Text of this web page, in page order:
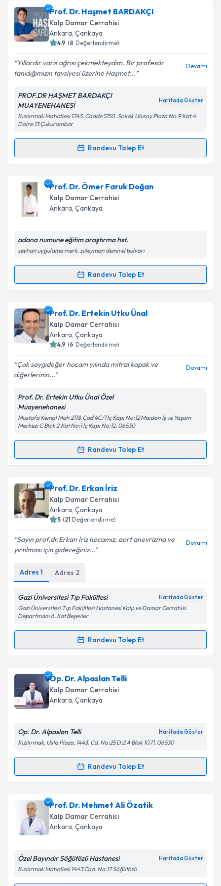
Takvim Talebini Gönder
Op. Dr. Fatih Tanzer Serteriçin randevu takvimi
talebi oluşturun. Size bu uzmandan randevu almanız
için bir takvim hazırlandığında e-posta ile
bilgilendireceğiz.
E-posta Adresiniz
Kişisel verilerimin işlenmesine ilişkin
Metni'ni okudum ve kişisel verilerimin belirtilen
kapsamda işlenmesini kabul ediyorum.
Takvim Talebini Gönder
Prof. Dr. Haşmet BARDAKÇI
Kalp Damar Cerrahisi
Ankara, Çankaya
4.9 (8 Değerlendirme)
Yıllardır varis ağrısı çekmekteydim. Bir profesör
tanıdığımızın tavsiyesi üzerine Haşmet...
Devamı
PROF.DR HAŞMET BARDAKÇI
MUAYENEHANESİ
Haritada Göster
Kızılırmak Mahallesi 1245. Cadde 1250. Sokak Ulusoy Plaza No:9 Kat:4
Daire:13 Çukurambar
Randevu Talep Et
Randevu Takvimi Talebi
Prof. Dr. Haşmet BARDAKÇIiçin randevu takvimi
talebi oluşturun. Size bu uzmandan randevu almanız
için bir takvim hazırlandığında e-posta ile
bilgilendireceğiz.
Kişisel verilerimin işlenmesine ilişkinAydınlatma
kapsamda işlenmesini kabul ediyorum.
Takvim Talebini Gönder
Prof. Dr. Ömer Faruk Doğan
Kalp Damar Cerrahisi
Ankara, Çankaya
adana numune eğitim araştırma hst.
seyhan uygulama merk. süleyman demirel bulvarı
Randevu Talep Et
Randevu Takvimi Talebi
Prof. Dr. Ömer Faruk Doğan için randevu takvimi
talebi oluşturun. Size bu uzmandan randevu almanız
için bir takvim hazırlandığında e-posta ile
bilgilendireceğiz.
E-posta Adresiniz
Kişisel verilerimin işlenmesine ilişkin
Metni'ni okudum ve kişisel verilerimin belirtilen
kapsamda işlenmesini kabul ediyorum.
Takvim Talebini Gönder
Prof. Dr. Ertekin Utku Ünal
Kalp Damar Cerrahisi
Ankara, Çankaya
4.9 (6 Değerlendirme)
Çok saygıdeğer hocam yılında mitral kapak ve
diğerlerinin...
Devamı
Prof. Dr. Ertekin Utku Ünal Özel
Muayenehanesi
Mustafa Kemal Mah 2118.Cad 4C/1 İç Kapı No:12 Maidan İş ve Yaşam
Merkezi C Blok 2.Kat No:1 İç Kapı No:12, 06530
Randevu Talep Et
Randevu Takvimi Talebi
Prof. Dr. Ertekin Utku Ünal
talebi oluşturun. Size bu uzmandan randevu almanız
için bir takvim hazırlandığında e-posta ile
bilgilendireceğiz.
E-posta Adresiniz
Kişisel verilerimin işlenmesine ilişkinAydınlatma
Metni'ni okudum ve kişisel verilerimin belirtilen
kapsamda işlenmesini kabul ediyorum.
Takvim Talebini Gönder
Prof. Dr. Erkan İriz
Kalp Damar Cerrahisi
Ankara, Çankaya
5 (21 Değerlendirme)
Sayın prof.dr.Erkan İriz hocamız, aort anevrizma ve
yırtılması için gideceğiniz...
Devamı
Adres 1 Adres 2
Gazi Üniversitesi Tıp Fakültesi Haritada Göster
Gazi Üniversitesi Tıp Fakültesi Hastanesi Kalp ve Damar Cerrahisi
Departmanı 6. Kat Beşevler
Randevu Talep Et
Randevu Takvimi Talebi
Prof. Dr. Erkan İriziçin randevu takvimi talebi
oluşturun. Size bu uzmandan randevu almanız için bir
takvim hazırlandığında e-posta ile bilgilendireceğiz.
Kişisel verilerimin işlenmesine ilişkin
Metni'ni okudum ve kişisel verilerimin belirtilen
Takvim Talebini Gönder
Op. Dr. Alpaslan Telli
Kalp Damar Cerrahisi
Ankara, Çankaya
Op. Dr. Alpaslan Telli Haritada Göster
Kızılırmak, Usta Plaza, 1443. Cd. No:25 D:2 A Blok 1071, 06530
Randevu Talep Et
Randevu Takvimi Talebi
Op. Dr. Alpaslan Telliiçin randevu takvimi talebi
oluşturun. Size bu uzmandan randevu almanız için bir
takvim hazırlandığında e-posta ile bilgilendireceğiz.
Prof. Dr. Mehmet Ali Özatik
Kalp Damar Cerrahisi
Ankara, Çankaya
Özel Bayındır Söğütözü Hastanesi Haritada Göster
Kızılırmak Mahallesi 1443 Cad. No:17 Söğütözü